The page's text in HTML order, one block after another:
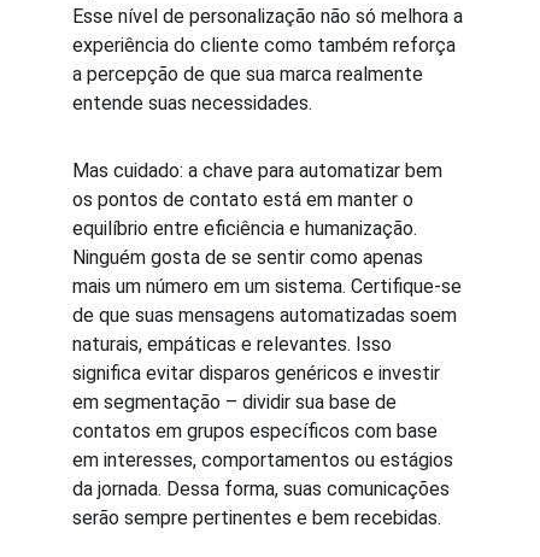
Esse nível de personalização não só melhora a
experiência do cliente como também reforça
a percepção de que sua marca realmente
entende suas necessidades.
Mas cuidado: a chave para automatizar bem
os pontos de contato está em manter o
equilíbrio entre eficiência e humanização.
Ninguém gosta de se sentir como apenas
mais um número em um sistema. Certifique-se
de que suas mensagens automatizadas soem
naturais, empáticas e relevantes. Isso
significa evitar disparos genéricos e investir
em segmentação – dividir sua base de
contatos em grupos específicos com base
em interesses, comportamentos ou estágios
da jornada. Dessa forma, suas comunicações
serão sempre pertinentes e bem recebidas.